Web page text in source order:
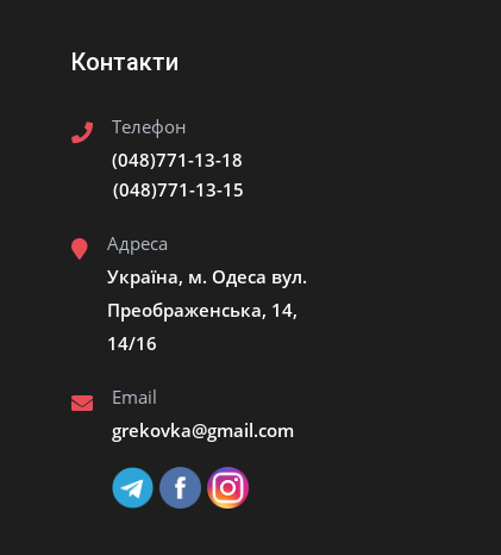
Контакти
Телефон
(048)771-13-18
(048)771-13-15
Адреса
Україна, м. Одеса вул.
Преображенська, 14,
14/16
Email
grekovka@gmail.сom